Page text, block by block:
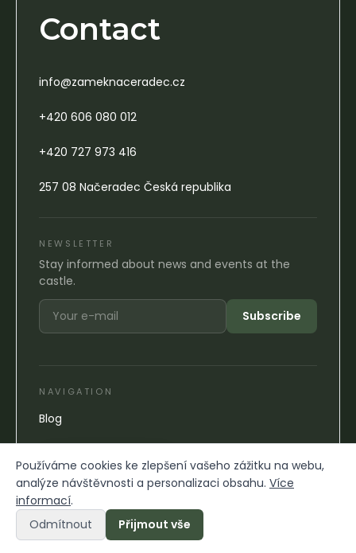
Contact
info@zameknaceradec.cz
+420 606 080 012
+420 727 973 416
257 08 Načeradec Česká republika
NEWSLETTER
Stay informed about news and events at the
castle.
Subscribe
NAVIGATION
Blog
Používáme cookies ke zlepšení vašeho zážitku na webu,
analýze návštěvnosti a personalizaci obsahu. Více
informací.
Odmítnout
Přijmout vše